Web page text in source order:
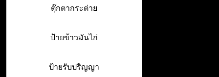
ตุ๊กตากระต่าย
ป้ายข้าวมันไก่
ป้ายรับปริญญา